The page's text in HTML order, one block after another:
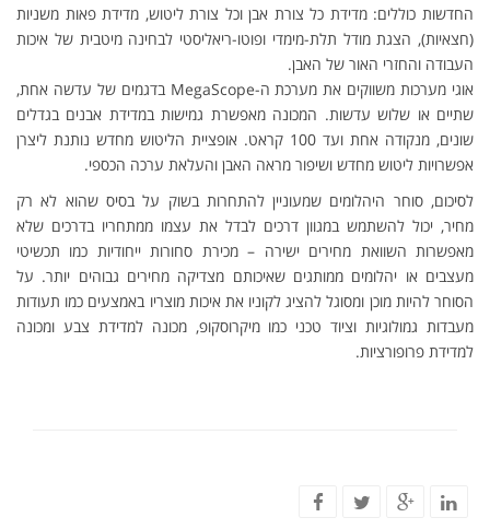
החדשות כוללים: מדידת כל צורת אבן וכל צורת ליטוש, מדידת פאות משניות
(חצאיות), הצגת מודל תלת-מימדי ופוטו-ריאליסטי לבחינה מיטבית של איכות
העבודה והחזרי האור של האבן.
אוגי מערכות משווקים את מערכת ה-MegaScope בדגמים של עדשה אחת,
שתיים או שלוש עדשות. המכונה מאפשרת גמישות במדידת אבנים בגדלים
שונים, מנקודה אחת ועד 100 קראט. אופציית הליטוש מחדש נותנת ליצרן
אפשרויות ליטוש מחדש ושיפור מראה האבן והעלאת ערכה הכספי.
לסיכום, סוחר היהלומים שמעוניין להתחרות בשוק על בסיס שהוא לא רק
מחיר, יכול להשתמש במגוון דרכים לבדל את עצמו ממתחריו בדרכים שלא
מאפשרות השוואת מחירים ישירה – מכירת סחורות ייחודיות כמו תכשיטי
מעצבים או יהלומים ממותגים שאיכותם מצדיקה מחירים גבוהים יותר. על
הסוחר להיות מוכן ומסוגל להציג לקוניו את איכות מוצריו באמצעים כמו תעודות
מעבדות גמולוגיות וציוד טכני כמו מיקרוסקופ, מכונה למדידת צבע ומכונה
למדידת פרופורציות.